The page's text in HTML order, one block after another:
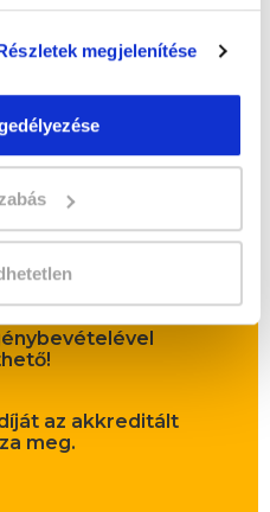
megjelenítése
09-19
az akkreditált
meg.